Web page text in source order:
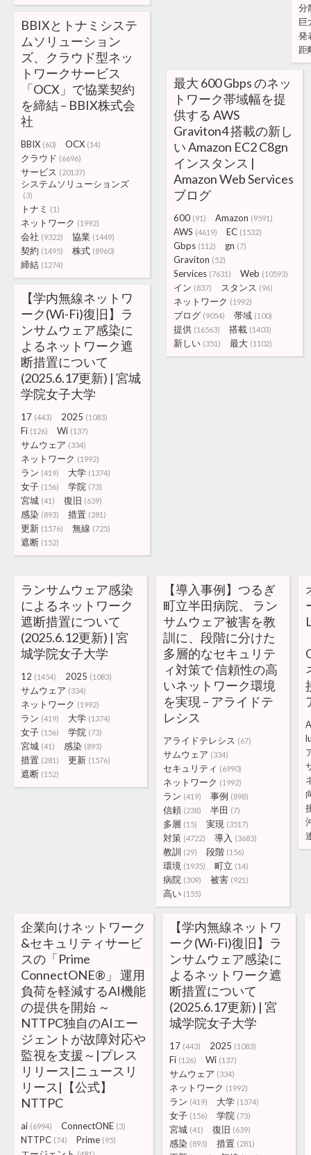
分
巨
発
距
BBIXとトナミシステ
ムソリューション
ズ、クラウド型ネッ
トワークサービス
「OCX」で協業契約
を締結 – BBIX株式会
社
BBIX (60) OCX (14)
クラウド (6696)
サービス (20137)
システムソリューションズ
(3)
トナミ (1)
ネットワーク (1992)
会社 (9322) 協業 (1449)
契約 (1495) 株式 (8960)
締結 (1274)
最大 600 Gbps のネッ
トワーク帯域幅を提
供する AWS
Graviton4 搭載の新し
い Amazon EC2 C8gn
インスタンス |
Amazon Web Services
ブログ
600 (91) Amazon (9591)
AWS (4619) EC (1532)
Gbps (112) gn (7)
Graviton (52)
Services (7631) Web (10593)
イン (837) スタンス (96)
ネットワーク (1992)
ブログ (9054) 帯域 (100)
提供 (16563) 搭載 (1403)
新しい (351) 最大 (1102)
【学内無線ネットワ
ーク(Wi-Fi)復旧】ラ
ンサムウェア感染に
よるネットワーク遮
断措置について
(2025.6.17更新) | 宮城
学院女子大学
17 (443) 2025 (1083)
Fi (126) Wi (137)
サムウェア (334)
ネットワーク (1992)
ラン (419) 大学 (1374)
女子 (156) 学院 (73)
宮城 (41) 復旧 (639)
感染 (893) 措置 (281)
更新 (1576) 無線 (725)
遮断 (152)
ランサムウェア感染
によるネットワーク
遮断措置について
(2025.6.12更新) | 宮
城学院女子大学
12 (1454) 2025 (1083)
サムウェア (334)
ネットワーク (1992)
ラン (419) 大学 (1374)
女子 (156) 学院 (73)
宮城 (41) 感染 (893)
措置 (281) 更新 (1576)
遮断 (152)
【導入事例】つるぎ
町立半田病院、 ラン
サムウェア被害を教
訓に、段階に分けた
多層的なセキュリテ
ィ対策で 信頼性の高
いネットワーク環境
を実現 – アライドテ
レシス
アライドテレシス (67)
サムウェア (334)
セキュリティ (6990)
ネットワーク (1992)
ラン (419) 事例 (898)
信頼 (238) 半田 (7)
多層 (15) 実現 (3517)
対策 (4722) 導入 (3683)
教訓 (29) 段階 (156)
環境 (1935) 町立 (14)
病院 (309) 被害 (921)
高い (155)
企業向けネットワーク
&セキュリティサービ
スの「Prime
ConnectONE®」 運用
負荷を軽減するAI機能
の提供を開始 ～
NTTPC独自のAIエー
ジェントが故障対応や
監視を支援～|プレス
リリース|ニュースリ
リース|【公式】
NTTPC
ai (6994) ConnectONE (3)
NTTPC (74) Prime (95)
【学内無線ネットワ
ーク(Wi-Fi)復旧】ラ
ンサムウェア感染に
よるネットワーク遮
断措置について
(2025.6.17更新) | 宮
城学院女子大学
17 (443) 2025 (1083)
Fi (126) Wi (137)
サムウェア (334)
ネットワーク (1992)
ラン (419) 大学 (1374)
女子 (156) 学院 (73)
宮城 (41) 復旧 (639)
感染 (893) 措置 (281)